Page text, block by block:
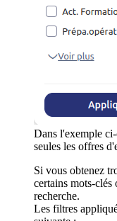
Dans l'exemple
seules les offres
Si vous obtenez
certains mots-clés
recherche.
Les filtres